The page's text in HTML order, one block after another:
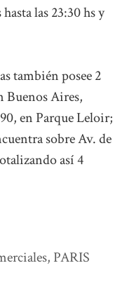
las 23:30 hs y
también posee 2
Buenos Aires,
en Parque Leloir;
sobre Av. de
así 4
, PARIS